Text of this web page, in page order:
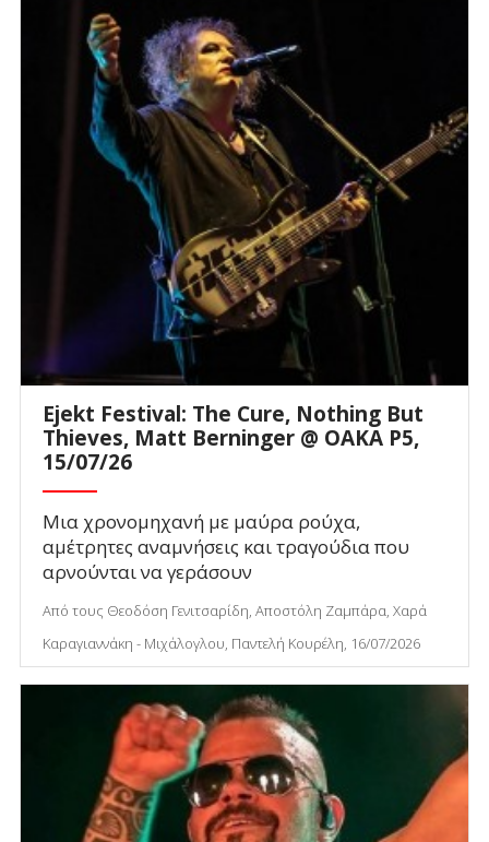
Ejekt Festival: The Cure, Nothing But
Thieves, Matt Berninger @ ΟΑΚΑ P5,
15/07/26
Μια χρονομηχανή με μαύρα ρούχα,
αμέτρητες αναμνήσεις και τραγούδια που
αρνούνται να γεράσουν
Από τους Θεοδόση Γενιτσαρίδη, Αποστόλη Ζαμπάρα, Χαρά
Καραγιαννάκη - Μιχάλογλου, Παντελή Κουρέλη, 16/07/2026